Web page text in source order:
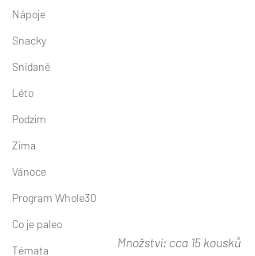
Nápoje
Snacky
Snídaně
Léto
Podzim
Zima
Vánoce
Program Whole30
Co je paleo
Témata
Množství: cca 15 kousků